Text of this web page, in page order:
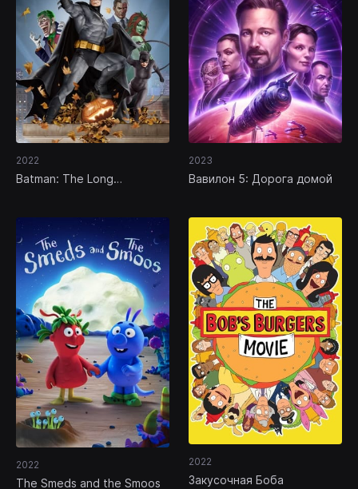
2022
Batman: The Long
2023
Вавилон 5: Дорога домой
2022
The Smeds and the Smoos
2022
Закусочная Боба